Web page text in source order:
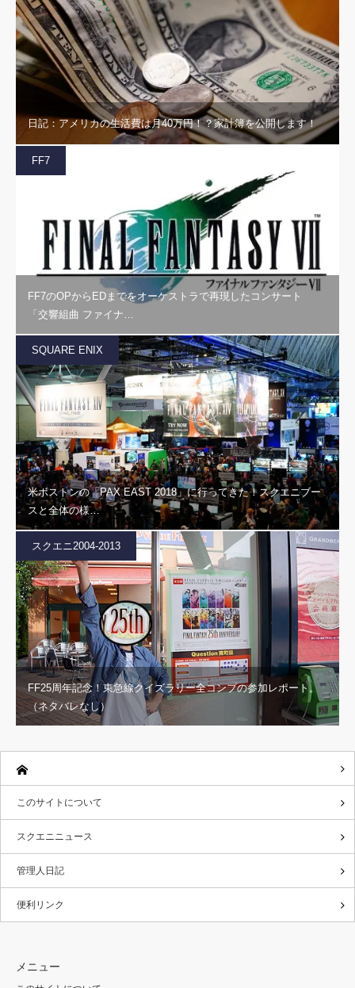
日記：アメリカの生活費は月40万円！？家計簿を公開します！
FF7
FF7のOPからEDまでをオーケストラで再現したコンサート
「交響組曲 ファイナ…
SQUARE ENIX
米ボストンの「PAX EAST 2018」に行ってきた！スクエニブー
スと全体の様…
スクエニ2004-2013
FF25周年記念！東急線クイズラリー全コンプの参加レポート。
（ネタバレなし）
このサイトについて
スクエニニュース
管理人日記
便利リンク
メニュー